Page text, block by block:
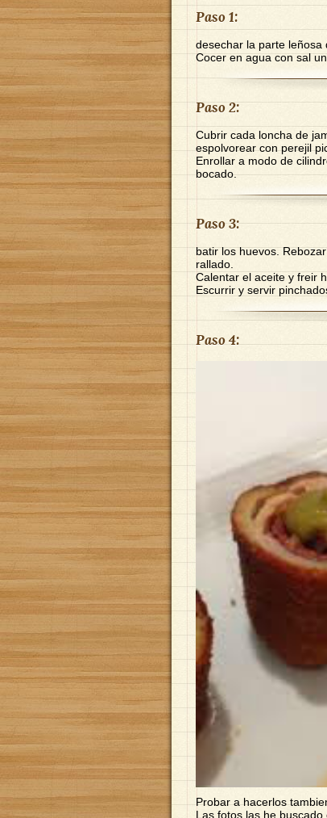
Paso 1:
desechar la parte leñosa
Cocer en agua con sal
Paso 2:
Cubrir cada loncha de
espolvorear con perejil
Enrollar a modo de
bocado.
Paso 3:
batir los huevos.
rallado.
Calentar el aceite y freir
Escurrir y servir
Paso 4:
Probar a hacerlos
Las fotos las he